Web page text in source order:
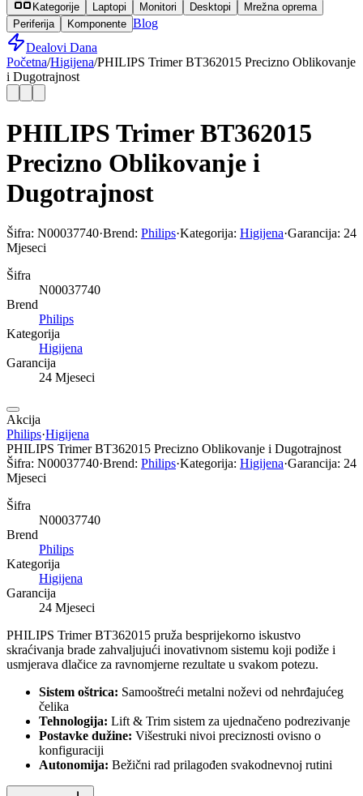
Kategorije Laptopi Monitori Desktopi
Mrežna oprema
Periferija
Komponente Blog
Dealovi Dana
Početna/Higijena/PHILIPS Trimer BT362015 Precizno Oblikovanje
i Dugotrajnost
PHILIPS Trimer BT362015
Precizno Oblikovanje i
Dugotrajnost
Šifra: N00037740·Brend: Philips·Kategorija: Higijena·Garancija: 24
Mjeseci
Šifra
N00037740
Brend
Philips
Kategorija
Higijena
Garancija
24 Mjeseci
Akcija
Philips·Higijena
PHILIPS Trimer BT362015 Precizno Oblikovanje i Dugotrajnost
Šifra: N00037740·Brend: Philips·Kategorija: Higijena·Garancija: 24
Mjeseci
Šifra
N00037740
Brend
Philips
Kategorija
Higijena
Garancija
24 Mjeseci
PHILIPS Trimer BT362015 pruža besprijekorno iskustvo
skraćivanja brade zahvaljujući inovativnom sistemu koji podiže i
usmjerava dlačice za ravnomjerne rezultate u svakom potezu.
Sistem oštrica: Samooštreći metalni noževi od nehrđajućeg
čelika
Tehnologija: Lift & Trim sistem za ujednačeno podrezivanje
Postavke dužine: Višestruki nivoi preciznosti ovisno o
konfiguraciji
Autonomija: Bežični rad prilagođen svakodnevnoj rutini